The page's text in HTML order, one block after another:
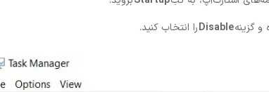
گزینهDisableرا انتخاب کنید.